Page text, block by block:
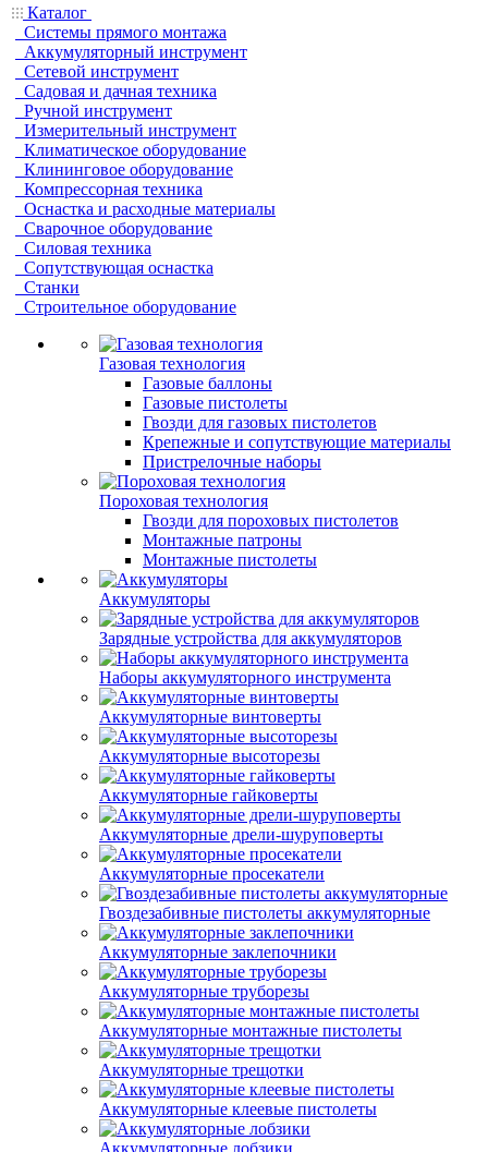
Каталог
Системы прямого монтажа
Аккумуляторный инструмент
Сетевой инструмент
Садовая и дачная техника
Ручной инструмент
Измерительный инструмент
Климатическое оборудование
Клининговое оборудование
Компрессорная техника
Оснастка и расходные материалы
Сварочное оборудование
Силовая техника
Сопутствующая оснастка
Станки
Строительное оборудование
Газовая технология
Газовые баллоны
Газовые пистолеты
Гвозди для газовых пистолетов
Крепежные и сопутствующие материалы
Пристрелочные наборы
Пороховая технология
Гвозди для пороховых пистолетов
Монтажные патроны
Монтажные пистолеты
Аккумуляторы
Зарядные устройства для аккумуляторов
Наборы аккумуляторного инструмента
Аккумуляторные винтоверты
Аккумуляторные высоторезы
Аккумуляторные гайковерты
Аккумуляторные дрели-шуруповерты
Аккумуляторные просекатели
Гвоздезабивные пистолеты аккумуляторные
Аккумуляторные заклепочники
Аккумуляторные труборезы
Аккумуляторные монтажные пистолеты
Аккумуляторные трещотки
Аккумуляторные клеевые пистолеты
Аккумуляторные лобзики